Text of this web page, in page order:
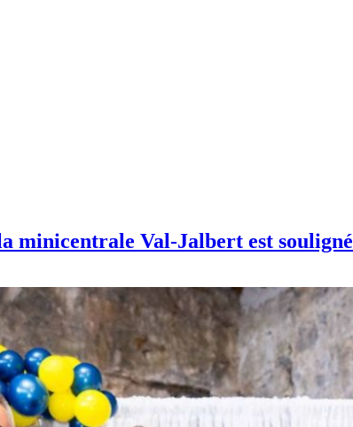
minicentrale Val-Jalbert est souligné